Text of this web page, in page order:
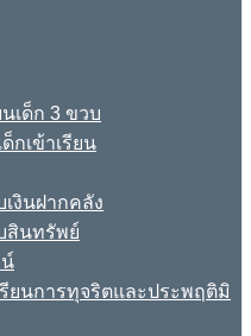
เด็ก 3 ขวบ
กเข้าเรียน
งินฝากคลัง
สินทรัพย์
รียนการทุจริตและประพฤติมิ